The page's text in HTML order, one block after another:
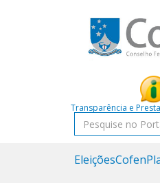
Transparência e
Pesquisar
Eleições